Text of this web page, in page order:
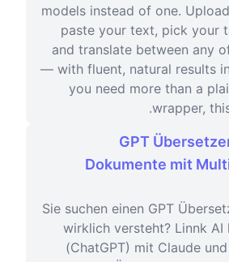
models instead of one.
paste your text, pick your
and translate between any
— with fluent, natural results
you need more than a
wrapper,
GPT
Dokumente mit
Sie suchen einen GPT
wirklich versteht? Linnk AI
(ChatGPT) mit Claude